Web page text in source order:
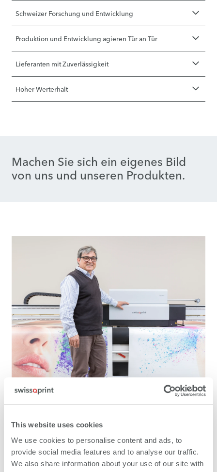
This website uses cookies
We use cookies to personalise content and ads, to
provide social media features and to analyse our traffic.
We also share information about your use of our site with
Schweizer Forschung und Entwicklung
Produktion und Entwicklung agieren Tür an Tür
Lieferanten mit Zuverlässigkeit
Hoher Werterhalt
Machen Sie sich ein eigenes Bild
von uns und unseren Produkten.
Wir freuen uns auf unser
Kennenlernen.